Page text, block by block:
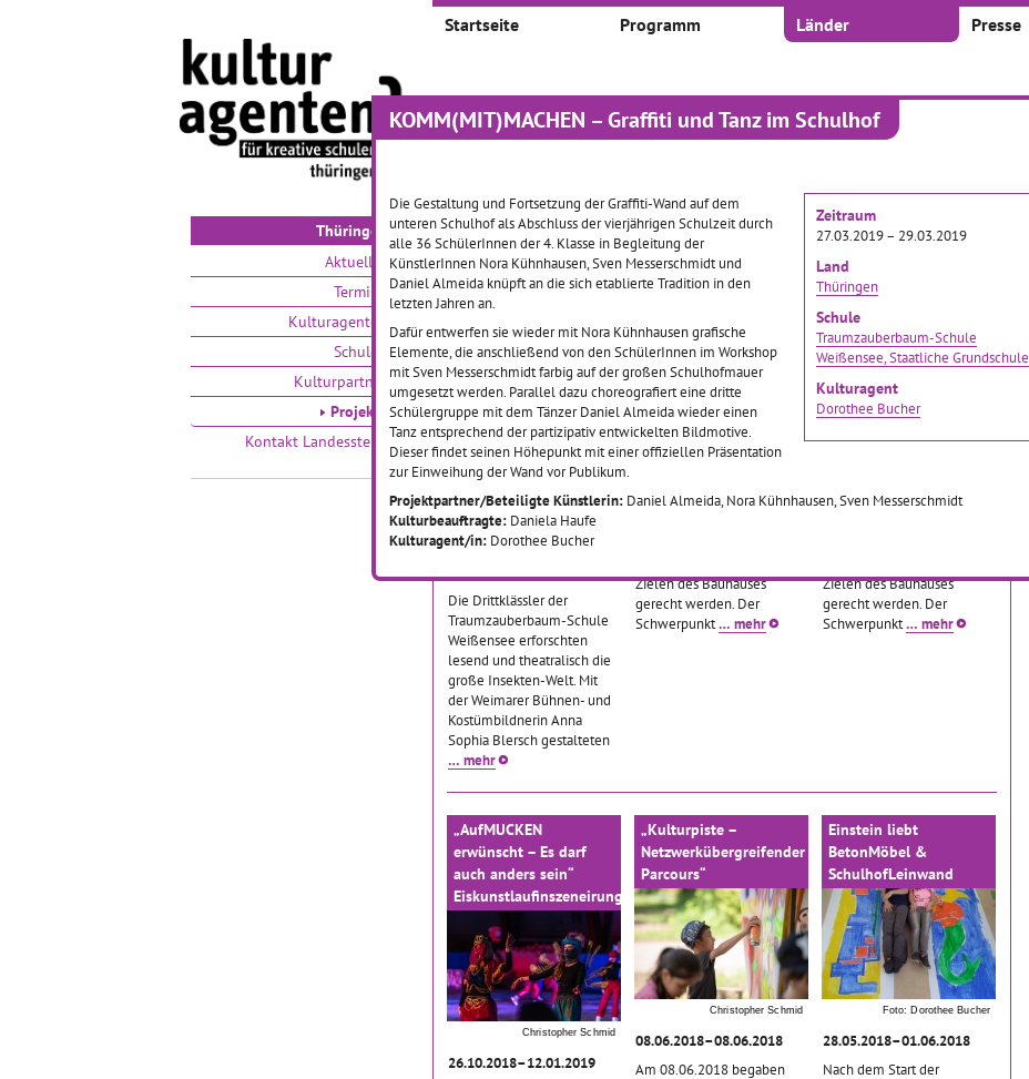
KOMM(MIT)MACHEN – Graffiti und Tanz im Schulhof
Zeitraum
27.03.2019 – 29.03.2019
Land
Thüringen
Schule
Traumzauberbaum-Schule
Weißensee, Staatliche Grundschule
Kulturagent
Dorothee Bucher
Die Gestaltung und Fortsetzung der Graffiti-Wand auf dem
unteren Schulhof als Abschluss der vierjährigen Schulzeit durch
alle 36 SchülerInnen der 4. Klasse in Begleitung der
KünstlerInnen Nora Kühnhausen, Sven Messerschmidt und
Daniel Almeida knüpft an die sich etablierte Tradition in den
letzten Jahren an.
Dafür entwerfen sie wieder mit Nora Kühnhausen grafische
Elemente, die anschließend von den SchülerInnen im Workshop
mit Sven Messerschmidt farbig auf der großen Schulhofmauer
umgesetzt werden. Parallel dazu choreografiert eine dritte
Schülergruppe mit dem Tänzer Daniel Almeida wieder einen
Tanz entsprechend der partizipativ entwickelten Bildmotive.
Dieser findet seinen Höhepunkt mit einer offiziellen Präsentation
zur Einweihung der Wand vor Publikum.
Projektpartner/Beteiligte Künstlerin: Daniel Almeida, Nora Kühnhausen, Sven Messerschmidt
Kulturbeauftragte: Daniela Haufe
Kulturagent/in: Dorothee Bucher
Thüringen
Aktuelles
Termine
Kulturagenten
Schulen
Kulturpartner
Projekte
Kontakt Landesstelle
Startseite Programm Länder Presse
Projekte
Von
1 2 3 4 ... 32
Lesend im Insektarium
Foto: doroB.
Die Drittklässler der
Traumzauberbaum-Schule
Weißensee erforschten
lesend und theatralisch die
große Insekten-Welt. Mit
der Weimarer Bühnen- und
Kostümbildnerin Anna
Sophia Blersch gestalteten
… mehr
Culture/LUX.us!
29.10.2018–30.04.2019
zum Bauhausjubiläum 2019
Zielen des Bauhauses
gerecht werden. Der
Schwerpunkt… mehr
Culture/LUX.us!
zum Bauhausjubiläum 2019
Zielen des Bauhauses
gerecht werden. Der
Schwerpunkt… mehr
„AufMUCKEN
erwünscht – Es darf
auch anders sein“
Eiskunstlaufinszeneirung
Christopher Schmid
26.10.2018–12.01.2019
„Kulturpiste –
Netzwerkübergreifender
Parcours“
Christopher Schmid
08.06.2018–08.06.2018
Am 08.06.2018 begaben
Einstein liebt
BetonMöbel &
SchulhofLeinwand
Foto: Dorothee Bucher
28.05.2018–01.06.2018
Nach dem Start der